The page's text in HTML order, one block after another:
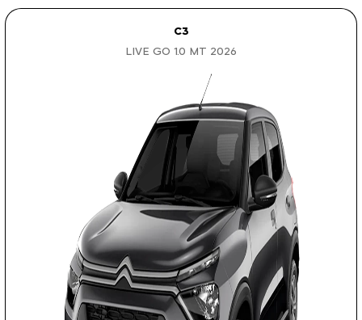
C3
LIVE GO 1.0 MT 2026